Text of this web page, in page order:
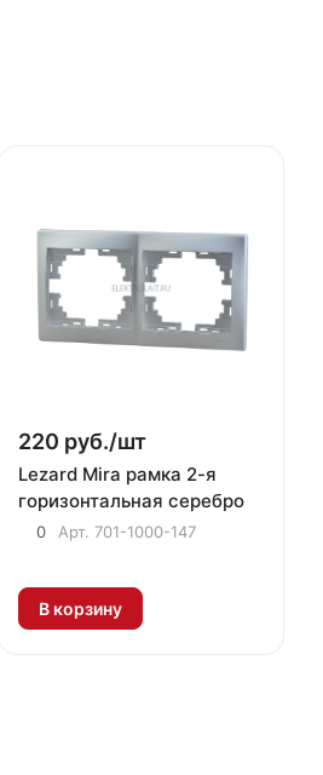
220 руб./шт
Lezard Mira рамка 2-я
горизонтальная серебро
0 Арт. 701-1000-147
В корзину